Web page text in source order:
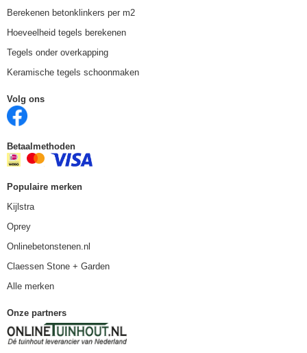
Berekenen betonklinkers per m2
Hoeveelheid tegels berekenen
Tegels onder overkapping
Keramische tegels schoonmaken
Volg ons
Betaalmethoden
Populaire merken
Kijlstra
Oprey
Onlinebetonstenen.nl
Claessen Stone + Garden
Alle merken
Onze partners